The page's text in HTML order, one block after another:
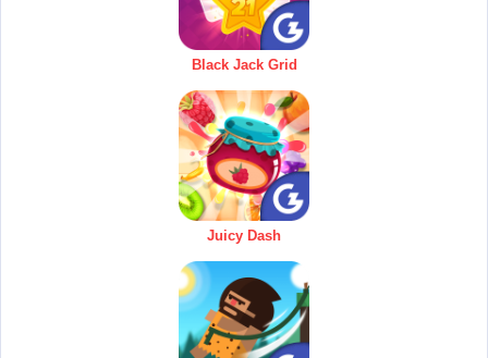
Black Jack Grid
Juicy Dash